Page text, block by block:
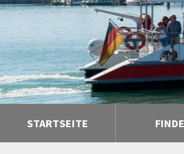
STARTSEITE